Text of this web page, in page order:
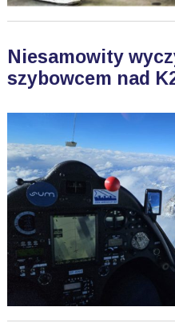
Niesamowity
szybowcem nad